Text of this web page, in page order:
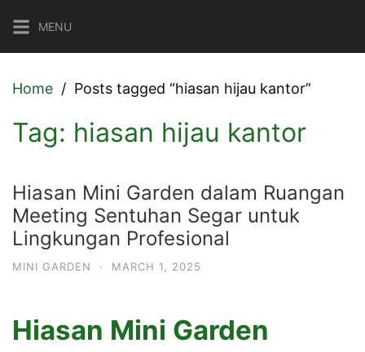
to
MENU
Home Posts tagged “hiasan hijau kantor”
Tag: hiasan hijau kantor
Hiasan Mini Garden dalam Ruangan
Meeting Sentuhan Segar untuk
Lingkungan Profesional
MINI GARDEN · MARCH 1, 2025
Hiasan Mini Garden